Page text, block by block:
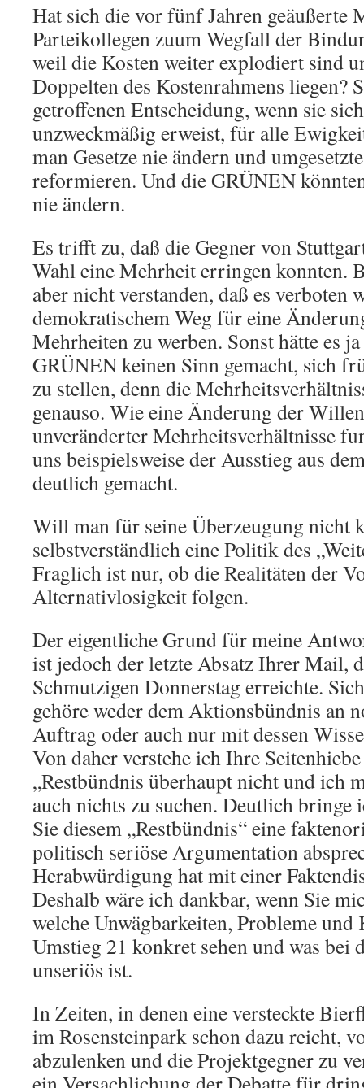
Hat sich die vor fünf Jahren geäußerte
Parteikollegen zuum Wegfall der
weil die Kosten weiter explodiert sind
Doppelten des Kostenrahmens liegen?
getroffenen Entscheidung, wenn sie
unzweckmäßig erweist, für alle
man Gesetze nie ändern und
reformieren. Und die GRÜNEN
nie ändern.
Es trifft zu, daß die Gegner von
Wahl eine Mehrheit erringen konnten.
aber nicht verstanden, daß es verboten
demokratischem Weg für eine
Mehrheiten zu werben. Sonst hätte es
GRÜNEN keinen Sinn gemacht, sich
zu stellen, denn die
genauso. Wie eine Änderung der
unveränderter Mehrheitsverhältnisse
uns beispielsweise der Ausstieg aus
deutlich gemacht.
Will man für seine Überzeugung nicht
selbstverständlich eine Politik des
Fraglich ist nur, ob die Realitäten der
Alternativlosigkeit folgen.
Der eigentliche Grund für meine
ist jedoch der letzte Absatz Ihrer Mail,
Schmutzigen Donnerstag erreichte.
gehöre weder dem Aktionsbündnis an
Auftrag oder auch nur mit dessen
Von daher verstehe ich Ihre Seitenhiebe
„Restbündnis überhaupt nicht und ich
auch nichts zu suchen. Deutlich bringe
Sie diesem „Restbündnis“ eine
politisch seriöse Argumentation
Herabwürdigung hat mit einer
Deshalb wäre ich dankbar, wenn Sie
welche Unwägbarkeiten, Probleme
Umstieg 21 konkret sehen und was bei
unseriös ist.
In Zeiten, in denen eine versteckte
im Rosensteinpark schon dazu reicht,
abzulenken und die Projektgegner zu